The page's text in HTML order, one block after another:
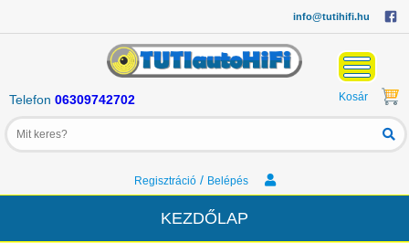
info@tutihifi.hu
Telefon 06309742702 Kosár
Regisztráció/ Belépés
KEZDŐLAP